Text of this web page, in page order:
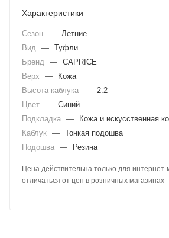
Характеристики
Сезон —
Летние
Вид
— Туфли
Бренд
— CAPRICE
Верх
—
Кожа
Высота каблука —
2.2
Цвет — Синий
Подкладка —
Кожа и искусственная
Каблук — Тонкая подошва
Подошва — Резина
Цена действительна только для
отличаться от цен в розничных магазинах